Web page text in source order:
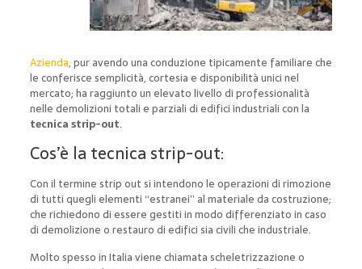
Azienda, pur avendo una conduzione tipicamente familiare che
le conferisce semplicità, cortesia e disponibilità unici nel
mercato; ha raggiunto un elevato livello di professionalità
nelle demolizioni totali e parziali di edifici industriali con la
tecnica strip-out.
Cos’è la tecnica strip-out:
Con il termine strip out si intendono le operazioni di rimozione
di tutti quegli elementi “estranei” al materiale da costruzione;
che richiedono di essere gestiti in modo differenziato in caso
di demolizione o restauro di edifici sia civili che industriale.
Molto spesso in Italia viene chiamata scheletrizzazione o